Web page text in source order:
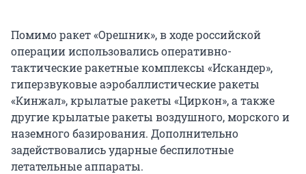
Помимо ракет «Орешник», в ходе российской
операции использовались оперативно-
тактические ракетные комплексы «Искандер»,
гиперзвуковые аэробаллистические ракеты
«Кинжал», крылатые ракеты «Циркон», а также
другие крылатые ракеты воздушного, морского и
наземного базирования. Дополнительно
задействовались ударные беспилотные
летательные аппараты.